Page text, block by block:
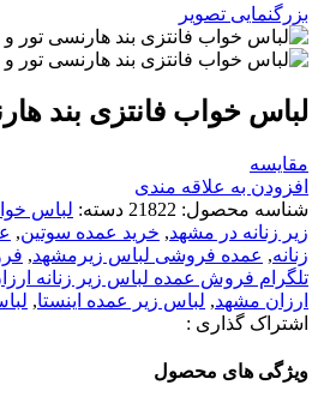
بزرگنمایی تصویر
لباس خواب فانتزی بند
مقایسه
افزودن به علاقه مندی
شناسه محصول: 21822 دسته: لباس
زیر زنانه در مشهد, خرید عمده سوتین,
زنانه, عمده فروشی لباس زیرمشهد,
تلگرام فروش عمده لباس زير زنانه
ارزان مشهد, لباس زير عمده اينستا,
اشتراک گذاری :
ویژگی های محصول